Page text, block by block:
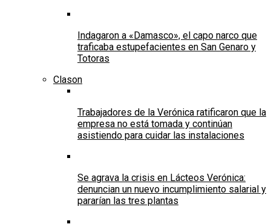
Indagaron a «Damasco», el capo narco que
traficaba estupefacientes en San Genaro y
Totoras
Clason
Trabajadores de la Verónica ratificaron que la
empresa no está tomada y continúan
asistiendo para cuidar las instalaciones
Se agrava la crisis en Lácteos Verónica:
denuncian un nuevo incumplimiento salarial y
pararían las tres plantas